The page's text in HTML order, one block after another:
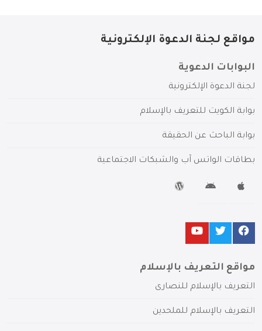
مواقع لجنة الدعوة الإلكترونية
البوابات الدعوية
لجنة الدعوة الإلكترونية
بوابة الكويت للتعريف بالإسلام
بوابة الباحث عن الحقيقة
بطاقات الواتس آب والشبكات الاجتماعية
مواقع التعريف بالإسلام
التعريف بالإسلام للنصارى
التعريف بالإسلام للملحدين